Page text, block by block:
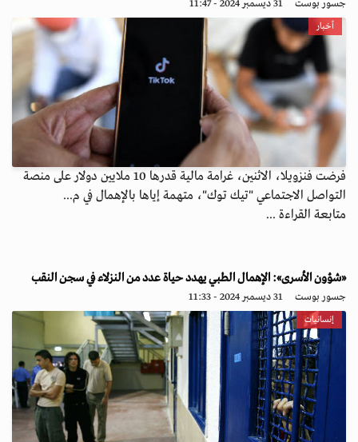
جسور بوست 31 ديسمبر 2024 - 11:47
أخبار
فرضت فنزويلا، الاثنين، غرامة مالية قدرها 10 ملايين دولار على منصة
التواصل الاجتماعي "تيك توك"، متهمة إياها بالإهمال في م...
متابعة القراءة ...
«شؤون الأسرى»: الإهمال الطبي يهدد حياة عدد من النزلاء في سجن النقب
جسور بوست 31 ديسمبر 2024 - 11:33
إنسانيات